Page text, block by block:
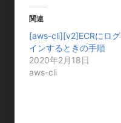
関連
[aws-cli][v2]ECRにログ
インするときの手順
2020年2月18日
aws-cli